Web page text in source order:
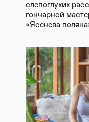
слепоглухих
гончарной
«Ясенева